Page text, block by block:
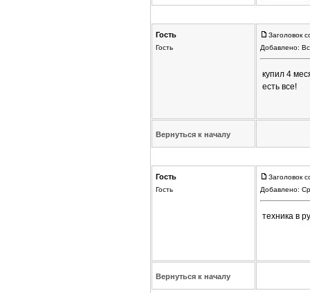
Гость
Гость
Заголовок
Добавлено:
купил 4
есть все!
Вернуться к началу
Гость
Гость
Заголовок
Добавлено:
техника в
Вернуться к началу